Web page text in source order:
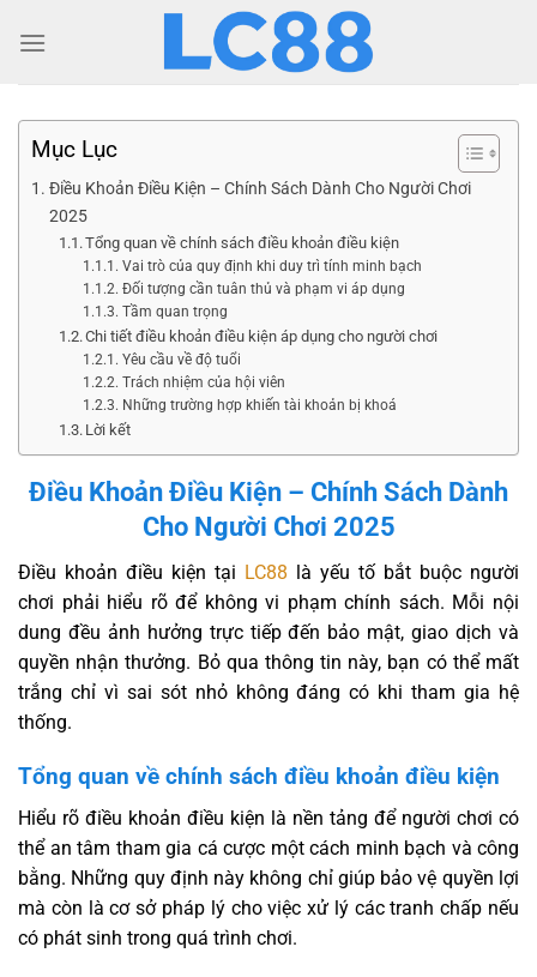
Mục Lục
Điều Khoản Điều Kiện – Chính Sách Dành Cho Người Chơi
2025
Tổng quan về chính sách điều khoản điều kiện
Vai trò của quy định khi duy trì tính minh bạch
Đối tượng cần tuân thủ và phạm vi áp dụng
Tầm quan trọng
Chi tiết điều khoản điều kiện áp dụng cho người chơi
Yêu cầu về độ tuổi
Trách nhiệm của hội viên
Những trường hợp khiến tài khoản bị khoá
Lời kết
Điều Khoản Điều Kiện – Chính Sách Dành
Cho Người Chơi 2025
Điều khoản điều kiện tại LC88 là yếu tố bắt buộc người
chơi phải hiểu rõ để không vi phạm chính sách. Mỗi nội
dung đều ảnh hưởng trực tiếp đến bảo mật, giao dịch và
quyền nhận thưởng. Bỏ qua thông tin này, bạn có thể mất
trắng chỉ vì sai sót nhỏ không đáng có khi tham gia hệ
thống.
Tổng quan về chính sách điều khoản điều kiện
Hiểu rõ điều khoản điều kiện là nền tảng để người chơi có
thể an tâm tham gia cá cược một cách minh bạch và công
bằng. Những quy định này không chỉ giúp bảo vệ quyền lợi
mà còn là cơ sở pháp lý cho việc xử lý các tranh chấp nếu
có phát sinh trong quá trình chơi.